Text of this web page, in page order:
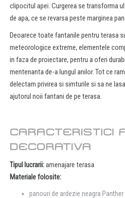
clipocitul apei. Curgerea se transforma
de apa, ce se revarsa peste marginea
Deoarece toate fantanile pentru terasa
meteorologice extreme, elementele
in faza de proiectare, pentru a oferi
mentenanta de-a lungul anilor. Tot ce
delectam privirea si simturile si sa ne
ajutorul noii fantani de pe terasa.
CARACTERISTICI
DECORATIVA
Tipul lucrarii:amenajare terasa
Materiale folosite:
panouri de ardezie neagra Panther